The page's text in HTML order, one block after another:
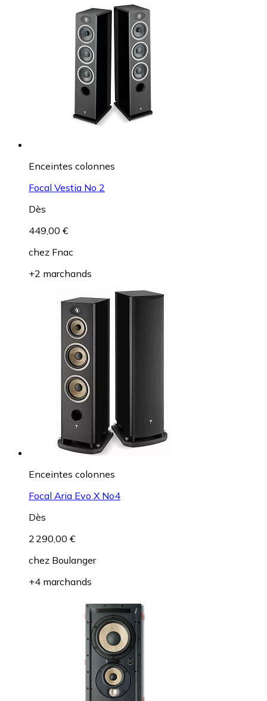
Enceintes colonnes
Focal Vestia No 2
Dès
449,00 €
chez Fnac
+2 marchands
Enceintes colonnes
Focal Aria Evo X No4
Dès
2 290,00 €
chez Boulanger
+4 marchands